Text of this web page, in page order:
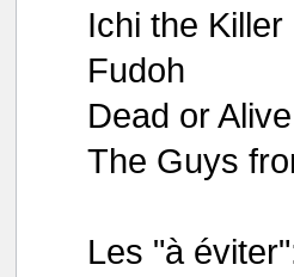
Ichi the Killer
Fudoh
Dead or
The Guys
Les "à